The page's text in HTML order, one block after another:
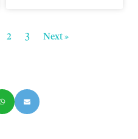
2 3 Next »